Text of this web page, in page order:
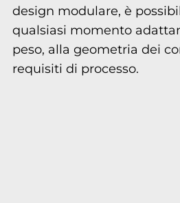
design modulare, è
qualsiasi momento
peso, alla geometria dei
requisiti di processo.